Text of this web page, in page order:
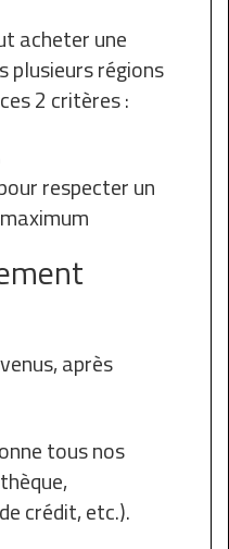
acheter une
plusieurs régions
2 critères :
respecter un
après
tous nos
crédit, etc.).